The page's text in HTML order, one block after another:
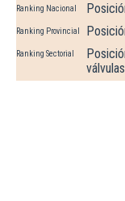
Ranking Nacional
Ranking Provincial
Ranking Sectorial
válvulas